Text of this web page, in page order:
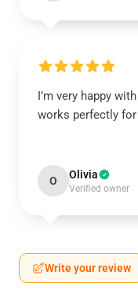
I’m very happy
works perfectly for
O Olivia
Verified owner
Write your review